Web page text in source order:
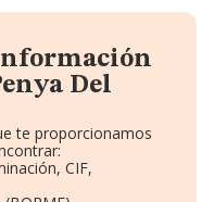
Del
te proporcionamos
CIF,